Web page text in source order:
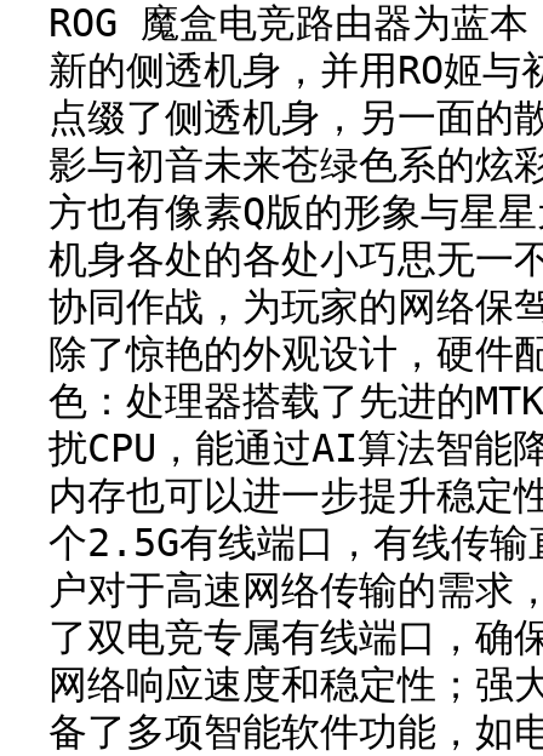
ROG 魔盒电竞路由器为蓝
新的侧透机身，并用RO姬
点缀了侧透机身，另一面的
影与初音未来苍绿色系的炫
方也有像素Q版的形象与星
机身各处的各处小巧思无一
协同作战，为玩家的网络保
除了惊艳的外观设计，硬件
色：处理器搭载了先进的
扰CPU，能通过AI算法智能
内存也可以进一步提升稳定
个2.5G有线端口，有线传
户对于高速网络传输的需求
了双电竞专属有线端口，确
网络响应速度和稳定性；强
备了多项智能软件功能，如